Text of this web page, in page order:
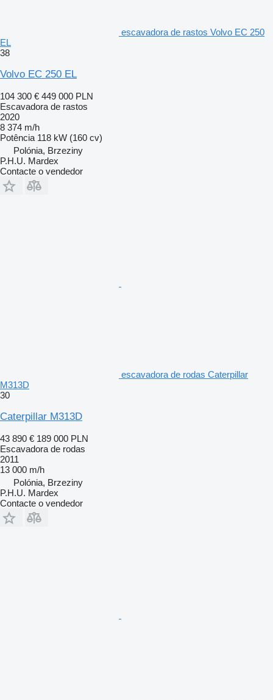
escavadora de rastos Volvo EC 250
EL
38
Volvo EC 250 EL
104 300 € 449 000 PLN
Escavadora de rastos
2020
8 374 m/h
Potência 118 kW (160 cv)
Polónia, Brzeziny
P.H.U. Mardex
Contacte o vendedor
escavadora de rodas Caterpillar
M313D
30
Caterpillar M313D
43 890 € 189 000 PLN
Escavadora de rodas
2011
13 000 m/h
Polónia, Brzeziny
P.H.U. Mardex
Contacte o vendedor